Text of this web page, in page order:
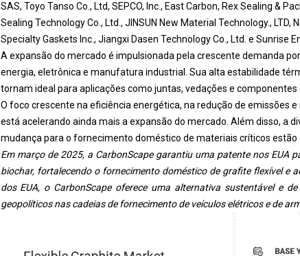
SAS, Toyo Tanso Co., Ltd, SEPCO, Inc., East Carbon, Rex Sealing &
Sealing Technology Co., Ltd., JINSUN New Material Technology., LTD,
Specialty Gaskets Inc., Jiangxi Dasen Technology Co., Ltd. e Sunrise
A expansão do mercado é impulsionada pela crescente demanda
energia, eletrônica e manufatura industrial. Sua alta estabilidade
tornam ideal para aplicações como juntas, vedações e componentes
O foco crescente na eficiência energética, na redução de emissões
está acelerando ainda mais a expansão do mercado. Além disso, a
mudança para o fornecimento doméstico de materiais críticos estão
Em março de 2025, a CarbonScape garantiu uma patente nos EUA
biochar, fortalecendo o fornecimento doméstico de grafite flexível e
dos EUA, o CarbonScape oferece uma alternativa sustentável e
geopolíticos nas cadeias de fornecimento de veículos elétricos e de